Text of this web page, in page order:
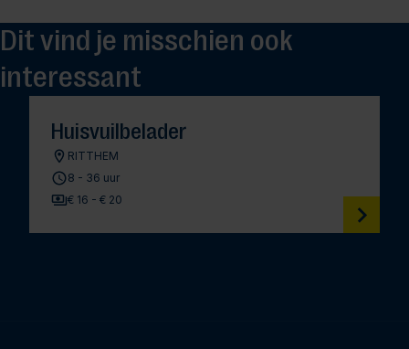
Dit vind je misschien ook
interessant
Huisvuilbelader
RITTHEM
8 - 36 uur
€ 16 - € 20